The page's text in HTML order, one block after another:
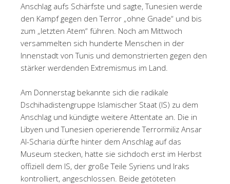
Anschlag aufs Schärfste und sagte, Tunesien werde
den Kampf gegen den Terror „ohne Gnade“ und bis
zum „letzten Atem“ führen. Noch am Mittwoch
versammelten sich hunderte Menschen in der
Innenstadt von Tunis und demonstrierten gegen den
stärker werdenden Extremismus im Land.
Am Donnerstag bekannte sich die radikale
Dschihadistengruppe Islamischer Staat (IS) zu dem
Anschlag und kündigte weitere Attentate an. Die in
Libyen und Tunesien operierende Terrormiliz Ansar
Al-Scharia dürfte hinter dem Anschlag auf das
Museum stecken, hatte sie sichdoch erst im Herbst
offiziell dem IS, der große Teile Syriens und Iraks
kontrolliert, angeschlossen. Beide getöteten